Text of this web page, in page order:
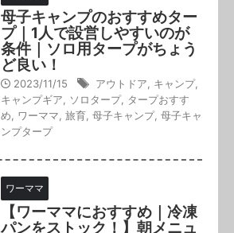
母子キャンプのおすすめター
プ｜1人で設営しやすいのが
条件｜ソロ用タープがちょう
ど良い！
2023/11/15 アウトドア キャンプ,
キャンプギア
ソロタープ, タープおすす
め
ワーママ 旅育 母子キャンプ, 母子キャ
ンプタープ
ワーママ
【ワーママにおすすめ｜冷凍
パンをストック！】朝メニュ